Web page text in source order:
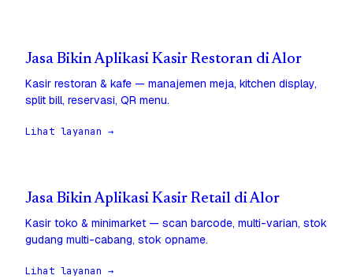
Jasa Bikin Aplikasi Kasir Restoran di Alor
Kasir restoran & kafe — manajemen meja, kitchen display,
split bill, reservasi, QR menu.
Lihat layanan →
Jasa Bikin Aplikasi Kasir Retail di Alor
Kasir toko & minimarket — scan barcode, multi-varian, stok
gudang multi-cabang, stok opname.
Lihat layanan →